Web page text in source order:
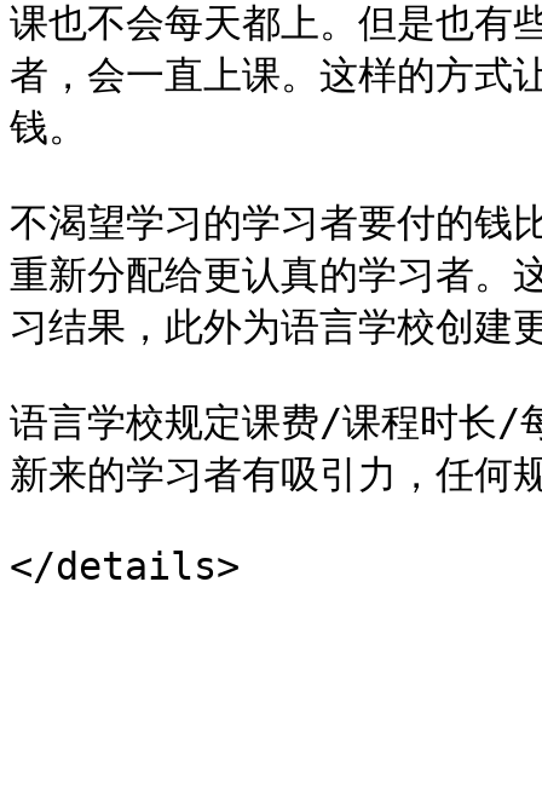
课也不会每天都上。但是也有
者，会一直上课。这样的方式
钱。
不渴望学习的学习者要付的钱
重新分配给更认真的学习者。
习结果，此外为语言学校创建
语言学校规定课费/课程时长/
新来的学习者有吸引力，任何